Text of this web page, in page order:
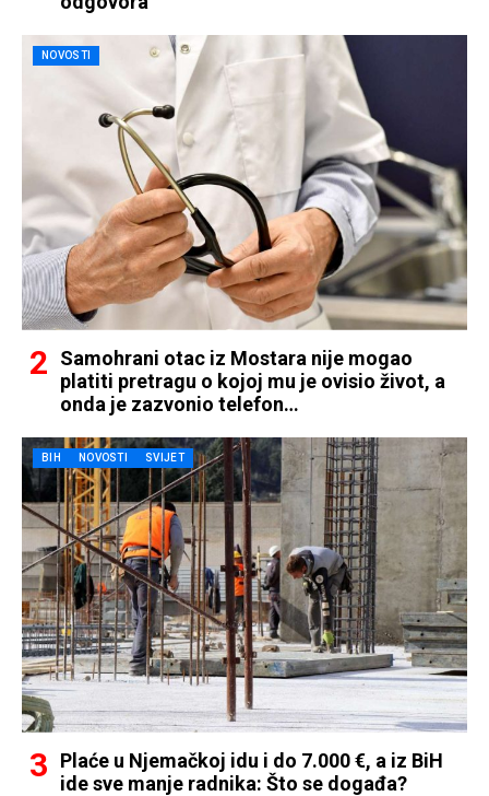
NOVOSTI
Samohrani otac iz Mostara nije mogao
platiti pretragu o kojoj mu je ovisio život, a
onda je zazvonio telefon…
BIH NOVOSTI SVIJET
Plaće u Njemačkoj idu i do 7.000 €, a iz BiH
ide sve manje radnika: Što se događa?